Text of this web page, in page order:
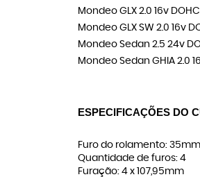
Mondeo GLX 2.0 16v
Mondeo GLX SW 2.0 16v
Mondeo Sedan 2.5 24v
Mondeo Sedan GHIA 2.0
ESPECIFICAÇÕES DO
Furo do rolamento: 35mm
Quantidade de furos: 4
Furação: 4 x 107,95mm